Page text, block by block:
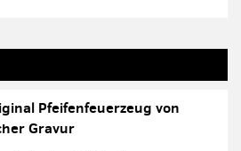
Pfeifenfeuerzeug von
Gravur